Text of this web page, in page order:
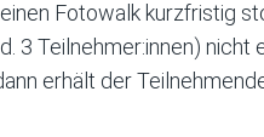
Fotowalk kurzfristig
3 Teilnehmer:innen)
erhält der